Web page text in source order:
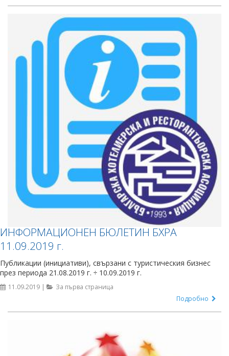
ИНФОРМАЦИОНЕН БЮЛЕТИН БХРА
11.09.2019 г.
Публикации (инициативи), свързани с туристическия бизнес
през периода 21.08.2019 г. ÷ 10.09.2019 г.
11.09.2019 |
За първа страница
Подробно